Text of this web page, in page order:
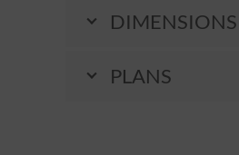
DIMENSIONS
PLANS